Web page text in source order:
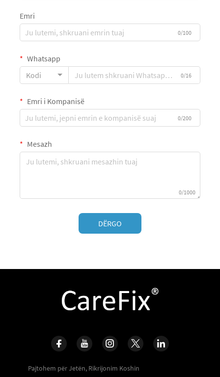
Emri
0/100
Whatsapp
Kodi
0/16
Emri i Kompanisë
0/200
Mesazh
0/1000
DËRGO
Pajtohem për Jetën, Rikrijonim Koshin